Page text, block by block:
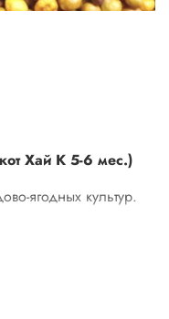
Хай К 5-6 мес.)
ягодных культур.
в сухом